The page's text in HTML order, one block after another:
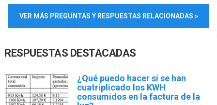
VER MÁS PREGUNTAS Y RESPUESTAS RELACIONADAS »
RESPUESTAS DESTACADAS
¿Qué puedo hacer si se han
cuatriplicado los KWH
consumidos en la factura de la